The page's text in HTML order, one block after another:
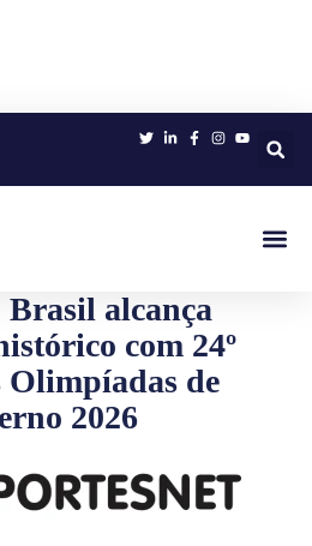
Brasil alcança
com 24º
Olimpíadas de
2026